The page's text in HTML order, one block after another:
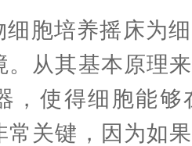
培养摇床为细
。从其基本原理
，使得细胞能够
常关键，因为如